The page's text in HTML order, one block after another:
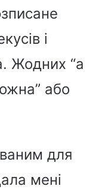
і
Жодних “а
або
для
мені